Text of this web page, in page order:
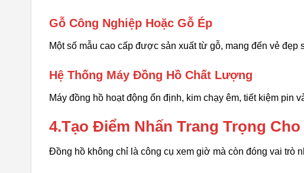
Gỗ Công Nghiệp Hoặc Gỗ Ép
Một số mẫu cao cấp được sản xuất từ gỗ, mang đến vẻ đẹp
Hệ Thống Máy Đồng Hồ Chất Lượng
Máy đồng hồ hoạt động ổn định, kim chạy êm, tiết kiệm pin
4.Tạo Điểm Nhấn Trang Trọng
Đồng hồ không chỉ là công cụ xem giờ mà còn đóng vai trò